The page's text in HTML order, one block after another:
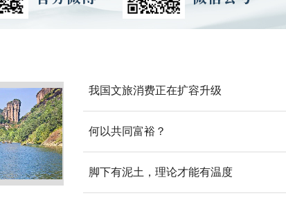
我国文旅消费正在扩容升级
何以共同富裕？
脚下有泥土，理论才能有温度